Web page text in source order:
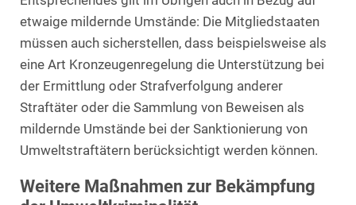
etwaige mildernde Umstände: Die Mitgliedstaaten
müssen auch sicherstellen, dass beispielsweise als
eine Art Kronzeugenregelung die Unterstützung bei
der Ermittlung oder Strafverfolgung anderer
Straftäter oder die Sammlung von Beweisen als
mildernde Umstände bei der Sanktionierung von
Umweltstraftätern berücksichtigt werden können.
Weitere Maßnahmen zur Bekämpfung